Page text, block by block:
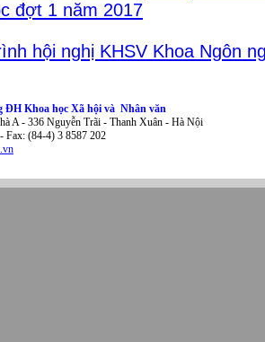
đợt 1 năm 2017
hội nghị KHSV Khoa Ngôn
ĐH Khoa học Xã hội và Nhân văn
A - 336 Nguyễn Trãi - Thanh Xuân - Hà Nội
Fax: (84-4) 3 8587 202